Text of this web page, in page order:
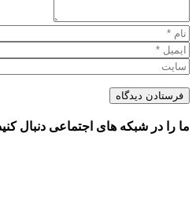
ما را در شبکه های اجتماعی دنبال